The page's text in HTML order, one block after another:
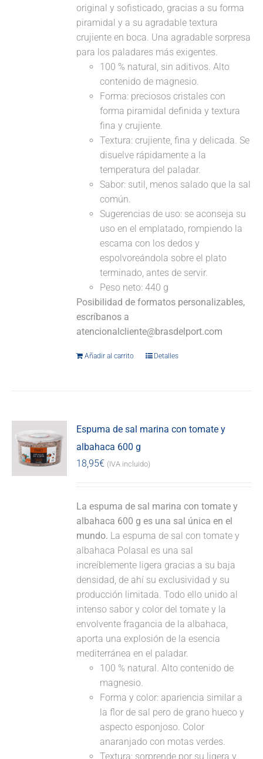
original y sofisticado, gracias a su forma
piramidal y a su agradable textura
crujiente en boca. Una agradable sorpresa
para los paladares más exigentes.
100 % natural, sin aditivos. Alto
contenido de magnesio.
Forma: preciosos cristales con
forma piramidal definida y textura
fina y crujiente.
Textura: crujiente, fina y delicada. Se
disuelve rápidamente a la
temperatura del paladar.
Sabor: sutil, menos salado que la sal
común.
Sugerencias de uso: se aconseja su
uso en el emplatado, rompiendo la
escama con los dedos y
espolvoreándola sobre el plato
terminado, antes de servir.
Peso neto: 440 g
Posibilidad de formatos personalizables,
escríbanos a
atencionalcliente@brasdelport.com
Añadir al carrito Detalles
Espuma de sal marina con tomate y
albahaca 600 g
18,95€ (IVA incluido)
La espuma de sal marina con tomate y
albahaca 600 g es una sal única en el
mundo. La espuma de sal con tomate y
albahaca Polasal es una sal
increíblemente ligera gracias a su baja
densidad, de ahí su exclusividad y su
producción limitada. Todo ello unido al
intenso sabor y color del tomate y la
envolvente fragancia de la albahaca,
aporta una explosión de la esencia
mediterránea en el paladar.
100 % natural. Alto contenido de
magnesio.
Forma y color: apariencia similar a
la flor de sal pero de grano hueco y
aspecto esponjoso. Color
anaranjado con motas verdes.
Textura: sorprende por su ligera y